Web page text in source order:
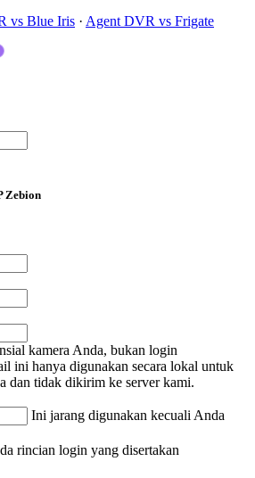
vs Blue Iris · Agent DVR vs Frigate
Zebion
kamera Anda, bukan login
ini hanya digunakan secara lokal untuk
dan tidak dikirim ke server kami.
Ini jarang digunakan kecuali Anda
rincian login yang disertakan